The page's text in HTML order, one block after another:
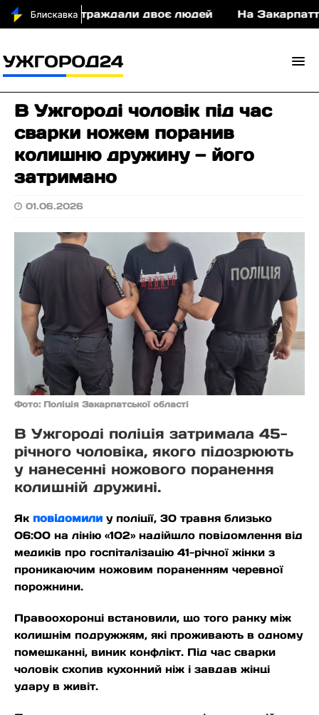
у ДТП постраждали двоє людей На Закарпатті
В Ужгороді чоловік під час
сварки ножем поранив
колишню дружину — його
затримано
01.06.2026
Фото: Поліція Закарпатської області
В Ужгороді поліція затримала 45-
річного чоловіка, якого підозрюють
у нанесенні ножового поранення
колишній дружині.
Як повідомили у поліції, 30 травня близько
06:00 на лінію «102» надійшло повідомлення від
медиків про госпіталізацію 41-річної жінки з
проникаючим ножовим пораненням черевної
порожнини.
Правоохоронці встановили, що того ранку між
колишнім подружжям, які проживають в одному
помешканні, виник конфлікт. Під час сварки
чоловік схопив кухонний ніж і завдав жінці
удару в живіт.